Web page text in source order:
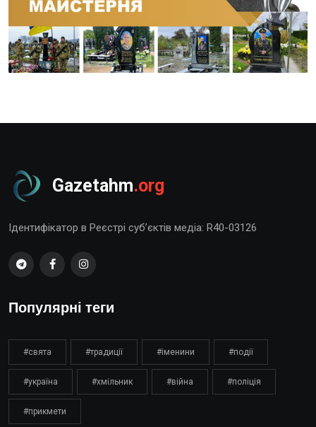
Gazetahm.org
Ідентифікатор в Реєстрі суб’єктів медіа: R40-03126
Популярні теги
#свята #традиції #іменини #події
#україна #хмільник #війна #поліція
#прикмети